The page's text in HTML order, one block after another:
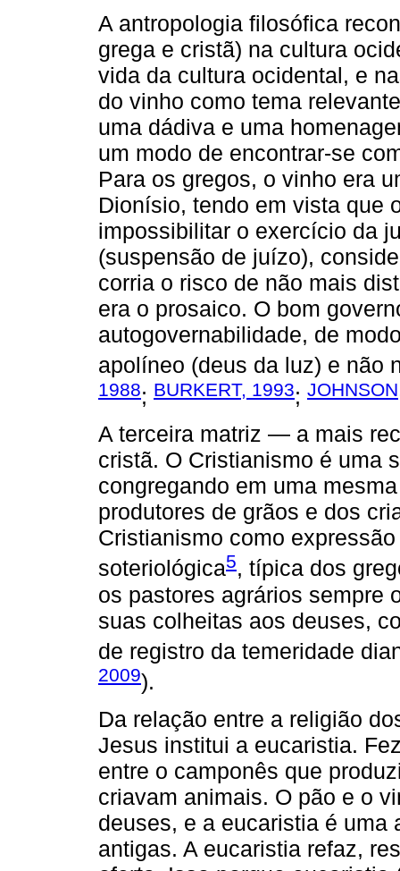
A antropologia filosófica
grega e cristã) na cultura
vida da cultura ocidental, e
do vinho como tema
uma dádiva e uma
um modo de encontrar-se
Para os gregos, o vinho era
Dionísio, tendo em vista que
impossibilitar o exercício da
(suspensão de juízo),
corria o risco de não mais
era o prosaico. O bom
autogovernabilidade, de
apolíneo (deus da luz) e não
1988; BURKERT, 1993;
A terceira matriz — a mais
cristã. O Cristianismo é uma
congregando em uma
produtores de grãos e dos
Cristianismo como
soteriológica5, típica dos
os pastores agrários sempre
suas colheitas aos deuses,
de registro da temeridade
2009).
Da relação entre a religião
Jesus institui a eucaristia.
entre o camponês que
criavam animais. O pão e o
deuses, e a eucaristia é
antigas. A eucaristia refaz,